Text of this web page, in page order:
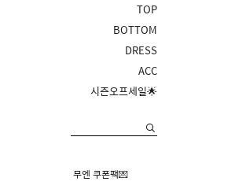
TOP
BOTTOM
DRESS
ACC
시즌오프세일🌟
무엔 쿠폰팩💌